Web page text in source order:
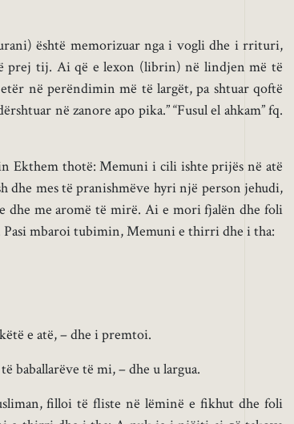
është memorizuar nga i vogli dhe i rrituri,
prej tij. Ai që e lexon (librin) në lindjen më të
në perëndimin më të largët, pa shtuar qoftë
në zanore apo pika.” “Fusul el ahkam” fq.
Ekthem thotë: Memuni i cili ishte prijës në atë
mes të pranishmëve hyri një person jehudi,
dhe me aromë të mirë. Ai e mori fjalën dhe foli
Pasi mbaroi tubimin, Memuni e thirri dhe i tha:
e atë, – dhe i premtoi.
baballarëve të mi, – dhe u largua.
filloi të fliste në lëminë e fikhut dhe foli